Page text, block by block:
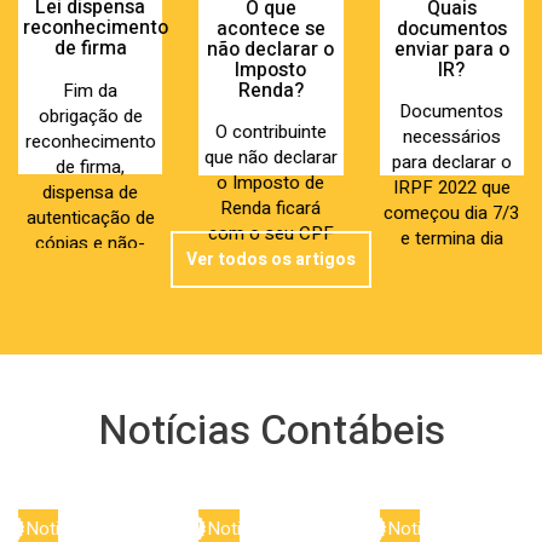
Lei dispensa
reconhecimento
de firma
Fim da
obrigação de
reconhecimento
de firma,
dispensa de
autenticação de
cópias e não-
O que
acontece se
não declarar o
Imposto
Renda?
O contribuinte
que não declarar
o Imposto de
Renda ficará
com o seu CPF
irregular, o que
vai limitar a sua
exemplo, não
Quais
documentos
enviar para o
IR?
Documentos
necessários
para declarar o
IRPF 2022 que
começou dia 7/3
e termina dia
Ver todos os artigos
Notícias Contábeis
Noticia Noticia Noticia